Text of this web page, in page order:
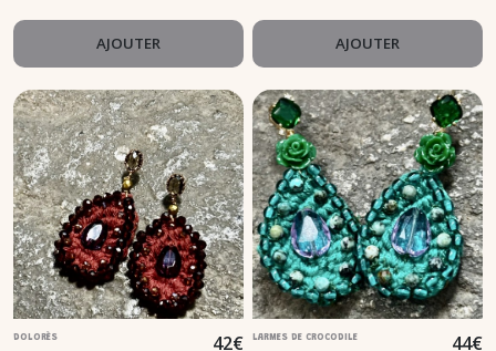
AJOUTER AJOUTER
DOLORÈS 42€ LARMES DE CROCODILE 44€